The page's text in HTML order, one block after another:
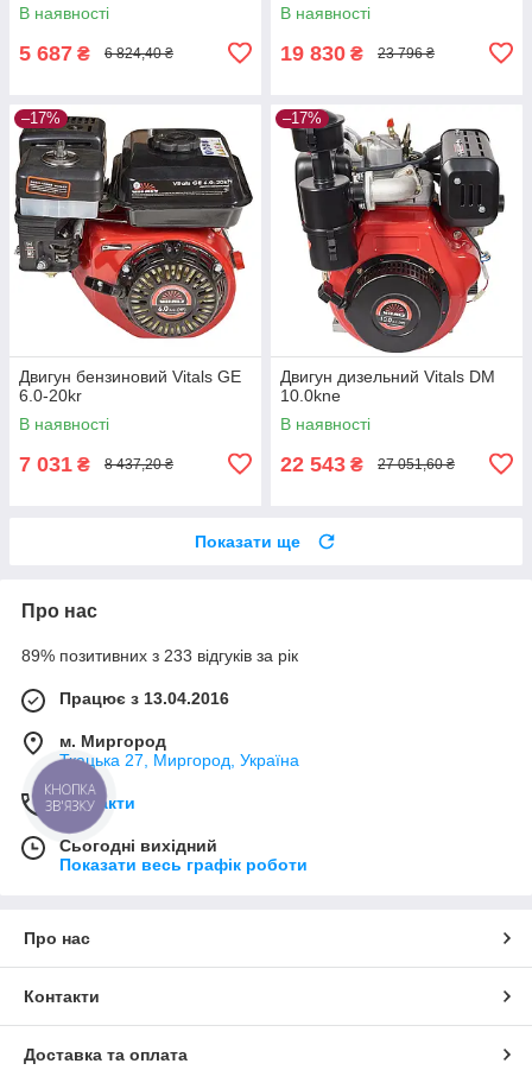
В наявності
5 687 ₴ 6 824,40 ₴
В наявності
19 830 ₴ 23 796 ₴
–17%
Двигун бензиновий Vitals GE
6.0-20kr
В наявності
7 031 ₴ 8 437,20 ₴
–17%
Двигун дизельний Vitals DM
10.0kne
В наявності
22 543 ₴ 27 051,60 ₴
Показати ще
Про нас
89% позитивних з 233 відгуків за рік
Працює з 13.04.2016
м. Миргород
Ткацька 27, Миргород, Україна
Контакти
Сьогодні вихідний
Показати весь графік роботи
Про нас
Контакти
Доставка та оплата
КНОПКА
ЗВ'ЯЗКУ